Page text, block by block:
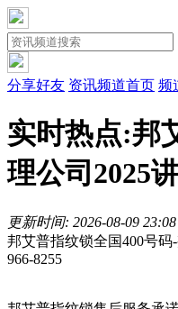
分享好友 资讯频道首页 频
实时热点:邦
理公司2025
更新时间: 2026-08-09 23:08
邦艾普指纹锁全国400号
966-8255